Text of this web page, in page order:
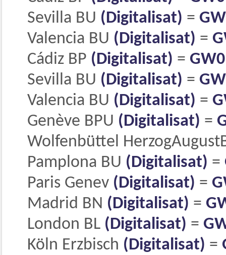
Sevilla BU (Digitalisat) =
Valencia BU (Digitalisat) =
Cádiz BP (Digitalisat) =
Sevilla BU (Digitalisat) =
Valencia BU (Digitalisat) =
Genève BPU (Digitalisat) =
Wolfenbüttel
Pamplona BU (Digitalisat) =
Paris Genev (Digitalisat) =
Madrid BN (Digitalisat) =
London BL (Digitalisat) =
Köln Erzbisch (Digitalisat) =